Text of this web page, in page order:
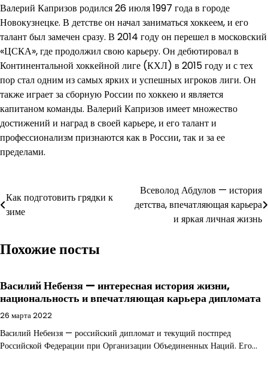
Валерий Капризов родился 26 июля 1997 года в городе
Новокузнецке. В детстве он начал заниматься хоккеем, и его
талант был замечен сразу. В 2014 году он перешел в московский
«ЦСКА», где продолжил свою карьеру. Он дебютировал в
Континентальной хоккейной лиге (КХЛ) в 2015 году и с тех
пор стал одним из самых ярких и успешных игроков лиги. Он
также играет за сборную России по хоккею и является
капитаном команды. Валерий Капризов имеет множество
достижений и наград в своей карьере, и его талант и
профессионализм признаются как в России, так и за ее
пределами.
Навигация
по
Как подготовить грядки к
зиме
Всеволод Абдулов — история
детства, впечатляющая карьера
и яркая личная жизнь
Похожие посты
Василий Небензя — интересная история жизни,
национальность и впечатляющая карьера дипломата
26 марта 2022
Василий Небензя — российский дипломат и текущий постпред
Российской Федерации при Организации Объединенных Наций. Его…